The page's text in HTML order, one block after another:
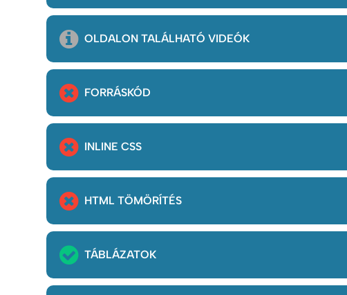
OLDALON TALÁLHATÓ VIDEÓK
FORRÁSKÓD
INLINE CSS
HTML TÖMÖRÍTÉS
TÁBLÁZATOK